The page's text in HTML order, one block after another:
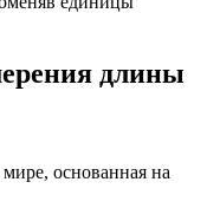
длины
основанная на